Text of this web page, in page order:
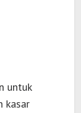
untuk
kasar